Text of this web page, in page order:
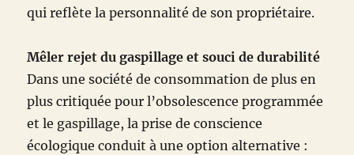
qui reflète la personnalité de son propriétaire.
Mêler rejet du gaspillage et souci de durabilité
Dans une société de consommation de plus en
plus critiquée pour l’obsolescence programmée
et le gaspillage, la prise de conscience
écologique conduit à une option alternative :